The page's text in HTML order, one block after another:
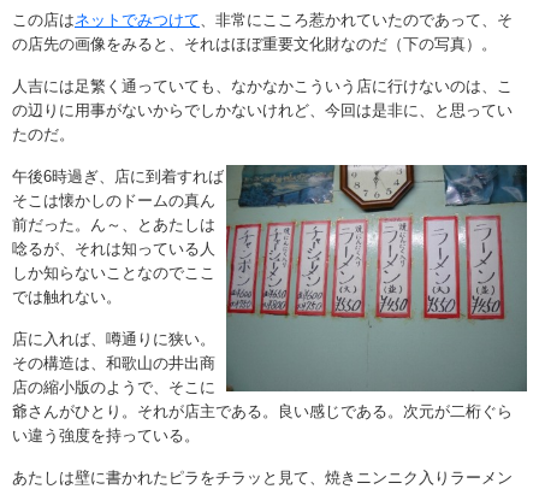
この店はネットでみつけて、非常にこころ惹かれていたのであって、そ
の店先の画像をみると、それはほぼ重要文化財なのだ（下の写真）。
人吉には足繁く通っていても、なかなかこういう店に行けないのは、こ
の辺りに用事がないからでしかないけれど、今回は是非に、と思ってい
たのだ。
午後6時過ぎ、店に到着すれば
そこは懐かしのドームの真ん
前だった。ん～、とあたしは
唸るが、それは知っている人
しか知らないことなのでここ
では触れない。
店に入れば、噂通りに狭い。
その構造は、和歌山の井出商
店の縮小版のようで、そこに
爺さんがひとり。それが店主である。良い感じである。次元が二桁ぐら
い違う強度を持っている。
あたしは壁に書かれたピラをチラッと見て、焼きニンニク入りラーメン